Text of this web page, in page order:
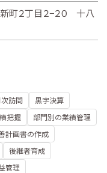
町２丁目２−２０ 十八
訪問
黒字決算
把握
部門別の業績管理
計画書の作成
後継者育成
管理